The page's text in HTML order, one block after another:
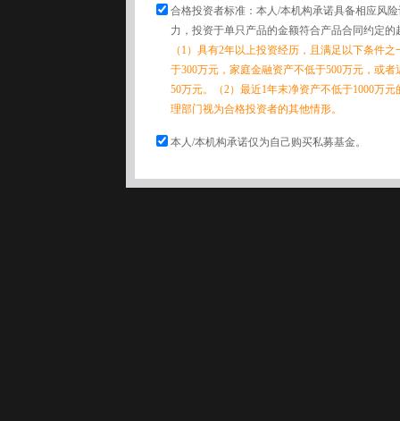
合格投资者标准：本人/本机构承诺具备相应风
力，投资于单只产品的金额符合产品合同约定的
（1）具有2年以上投资经历，且满足以下条件
于300万元，家庭金融资产不低于500万元，或
50万元。（2）最近1年末净资产不低于1000万
理部门视为合格投资者的其他情形。
本人/本机构承诺仅为自己购买私募基金。